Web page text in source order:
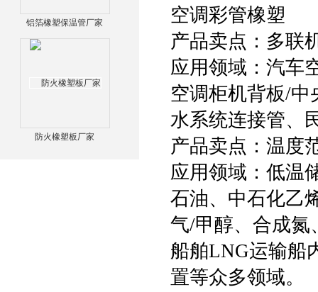
铝箔橡塑保温管厂家
防火橡塑板厂家
空调彩管橡塑
产品卖点：多联
应用领域：汽车
空调柜机背板/
水系统连接管、
产品卖点：温度
应用领域：低温
石油、中石化乙
气/甲醇、合成氮
船舶LNG运输船
置等众多领域。